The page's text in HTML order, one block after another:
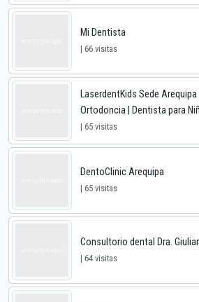
Mi Dentista
| 66 visitas
LaserdentKids Sede
Ortodoncia | Dentista para
| 65 visitas
DentoClinic Arequipa
| 65 visitas
Consultorio dental Dra.
| 64 visitas